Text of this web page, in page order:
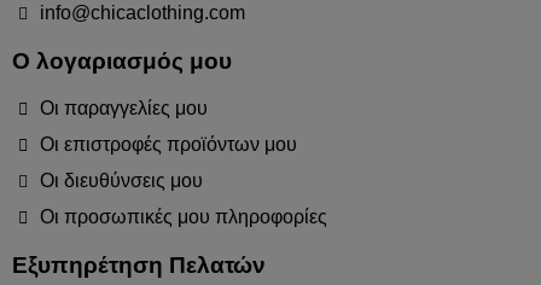
info@chicaclothing.com
Ο λογαριασμός μου
Οι παραγγελίες μου
Οι επιστροφές προϊόντων μου
Οι διευθύνσεις μου
Οι προσωπικές μου πληροφορίες
Εξυπηρέτηση Πελατών